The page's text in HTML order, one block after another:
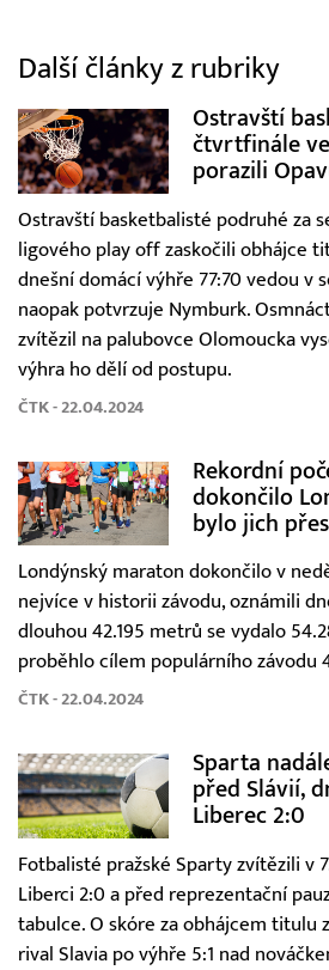
Další články z rubriky
Ostravští
čtvrtfinále
porazili
Ostravští basketbalisté podruhé za
ligového play off zaskočili obhájce
dnešní domácí výhře 77:70 vedou v
naopak potvrzuje Nymburk.
zvítězil na palubovce Olomoucka
výhra ho dělí od postupu.
ČTK - 22.04.2024
Rekordní
dokončilo
bylo jich
Londýnský maraton dokončilo v
nejvíce v historii závodu, oznámili
dlouhou 42.195 metrů se vydalo
proběhlo cílem populárního závodu
ČTK - 22.04.2024
Sparta
před Slávií,
Liberec 2:0
Fotbalisté pražské Sparty zvítězili v
Liberci 2:0 a před reprezentační
tabulce. O skóre za obhájcem titulu
rival Slavia po výhře 5:1 nad